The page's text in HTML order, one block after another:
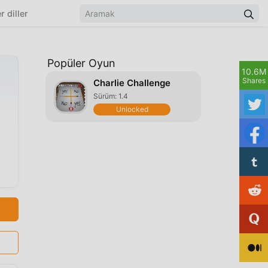
diller
Popüler Oyun
Charlie Challenge
Sürüm: 1.4
Unlocked
10.6M
Shares